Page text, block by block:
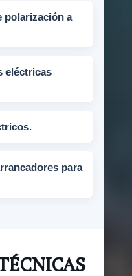
polarización a
eléctricas
para